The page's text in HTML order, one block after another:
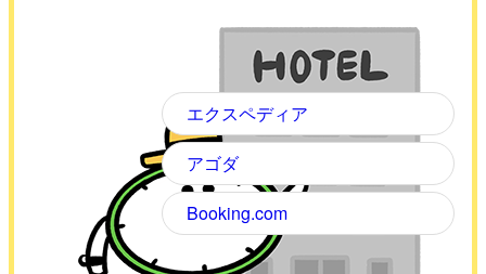
エクスペディア
アゴダ
Booking.com